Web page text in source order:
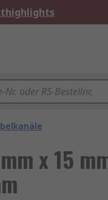
x 15